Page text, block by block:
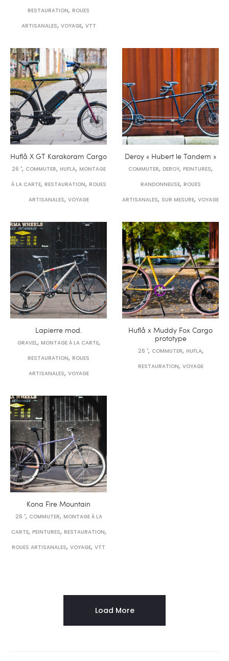
RESTAURATION, ROUES
ARTISANALES, VOYAGE, VTT
Huflå X GT Karakoram Cargo
26 ", COMMUTER, HUFLA, MONTAGE
À LA CARTE, RESTAURATION, ROUES
ARTISANALES, VOYAGE
Deroy « Hubert le Tandem »
COMMUTER, DEROY, PEINTURES,
RANDONNEUSE, ROUES
ARTISANALES, SUR MESURE, VOYAGE
Lapierre mod.
GRAVEL, MONTAGE À LA CARTE,
RESTAURATION, ROUES
ARTISANALES, VOYAGE
Huflå x Muddy Fox Cargo
prototype
26 ", COMMUTER, HUFLA,
RESTAURATION, VOYAGE
Kona Fire Mountain
26 ", COMMUTER, MONTAGE À LA
CARTE, PEINTURES, RESTAURATION,
ROUES ARTISANALES, VOYAGE, VTT
Load More